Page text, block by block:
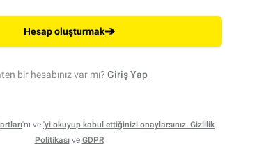
Hesap oluşturmak➔
bir hesabınız var mı? Giriş Yap
'nı ve 'yi okuyup kabul ettiğinizi onaylarsınız. Gizlilik
Politikasıve GDPR